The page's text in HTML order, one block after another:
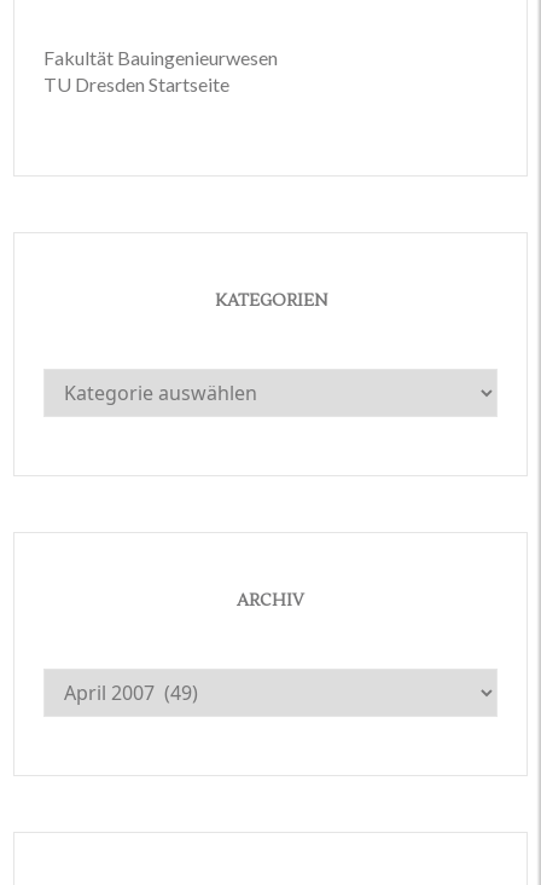
Fakultät Bauingenieurwesen
TU Dresden Startseite
KATEGORIEN
Kategorien
ARCHIV
Archiv